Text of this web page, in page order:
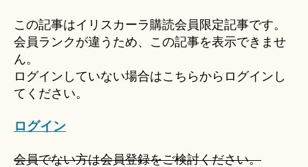
ki
＊
この記事はイリスカーラ購読会員限定記事です。
会員ランクが違うため、この記事を表示できませ
ん。
ログインしていない場合はこちらからログインし
てください。
ログイン
会員でない方は会員登録をご検討ください。